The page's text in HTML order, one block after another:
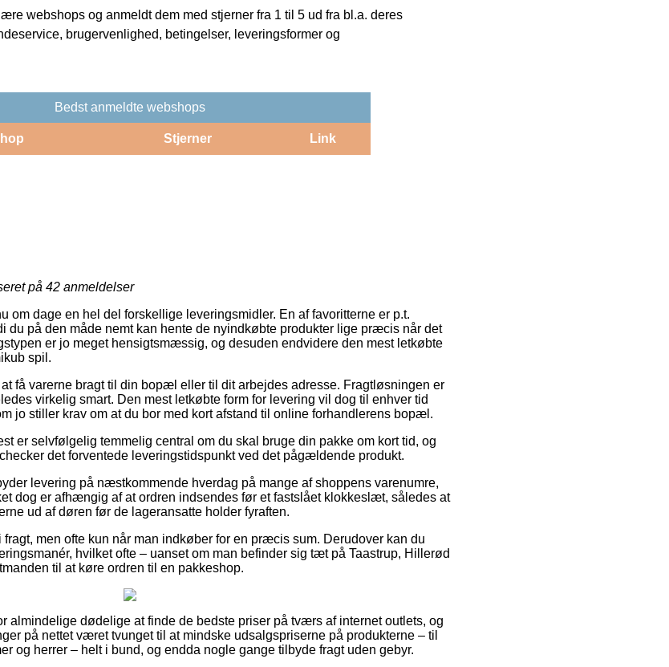
webshops og anmeldt dem med stjerner fra 1 til 5 ud fra bl.a. deres
brugervenlighed, betingelser, leveringsformer og
Bedst anmeldte webshops
Stjerner Link
på 42 anmeldelser
om dage en hel del forskellige leveringsmidler. En af favoritterne er p.t.
du på den måde nemt kan hente de nyindkøbte produkter lige præcis når det
er jo meget hensigtsmæssig, og desuden endvidere den mest letkøbte
spil.
få varerne bragt til din bopæl eller til dit arbejdes adresse. Fragtløsningen er
virkelig smart. Den mest letkøbte form for levering vil dog til enhver tid
jo stiller krav om at du bor med kort afstand til online forhandlerens bopæl.
er selvfølgelig temmelig central om du skal bruge din pakke om kort tid, og
det forventede leveringstidspunkt ved det pågældende produkt.
levering på næstkommende hverdag på mange af shoppens varenumre,
dog er afhængig af at ordren indsendes før et fastslået klokkeslæt, således at
ud af døren før de lageransatte holder fyraften.
men ofte kun når man indkøber for en præcis sum. Derudover kan du
hvilket ofte – uanset om man befinder sig tæt på Taastrup, Hillerød
til at køre ordren til en pakkeshop.
almindelige dødelige at finde de bedste priser på tværs af internet outlets, og
på nettet været tvunget til at mindske udsalgspriserne på produkterne – til
og herrer – helt i bund, og endda nogle gange tilbyde fragt uden gebyr.